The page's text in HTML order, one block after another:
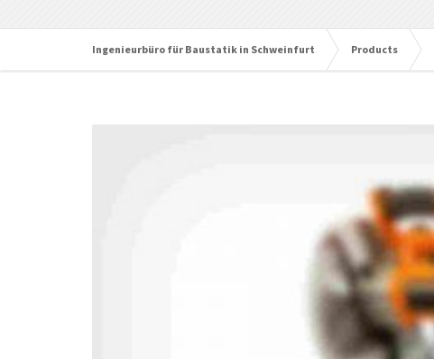
Ingenieurbüro für Baustatik in Schweinfurt Products